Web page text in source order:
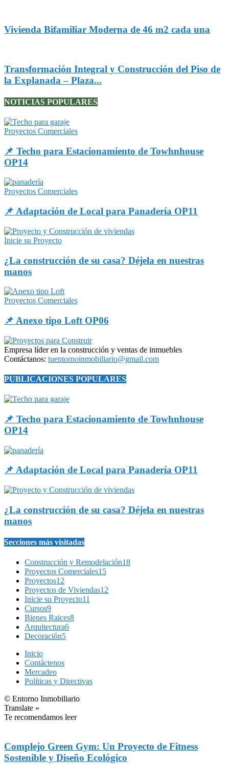
Vivienda Bifamiliar Moderna de 46 m2 cada una
Transformación Integral y Construcción del Piso de
la Explanada – Plaza...
NOTICIAS POPULARES
Proyectos Comerciales
📌 Techo para Estacionamiento de Towhnhouse
OP14
Proyectos Comerciales
📌 Adaptación de Local para Panadería OP11
Inicie su Proyecto
¿La construcción de su casa? Déjela en nuestras
manos
Proyectos Comerciales
📌 Anexo tipo Loft OP06
Empresa líder en la construcción y ventas de inmuebles
Contáctanos: tuentornoinmobiliario@gmail.com
PUBLICACIONES POPULARES
📌 Techo para Estacionamiento de Towhnhouse
OP14
📌 Adaptación de Local para Panadería OP11
¿La construcción de su casa? Déjela en nuestras
manos
Secciones más visitadas
Construcción y Remodelación18
Proyectos Comerciales15
Proyectos12
Proyectos de Viviendas12
Inicie su Proyecto11
Cursos9
Bienes Raices8
Arquitectura6
Decoración5
Inicio
Contáctenos
Mercadeo
Políticas y Directivas
© Entorno Inmobiliario
Translate »
Te recomendamos leer
Complejo Green Gym: Un Proyecto de Fitness
Sostenible y Diseño Ecológico